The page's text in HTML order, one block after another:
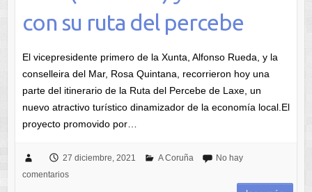
con su ruta del percebe
El vicepresidente primero de la Xunta, Alfonso Rueda, y la
conselleira del Mar, Rosa Quintana, recorrieron hoy una
parte del itinerario de la Ruta del Percebe de Laxe, un
nuevo atractivo turístico dinamizador de la economía local.El
proyecto promovido por…
27 diciembre, 2021 A Coruña
No hay
comentarios